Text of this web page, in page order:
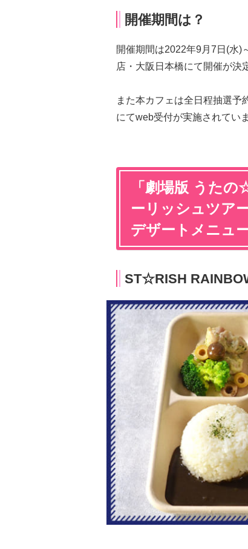
開催期間は？
開催期間は2022年9月7日(水)
店・大阪日本橋にて開催が決
また本カフェは全日程抽選予
にてweb受付が実施されてい
「劇場版 うた
ーリッシュツア
デザートメニュ
ST☆RISH